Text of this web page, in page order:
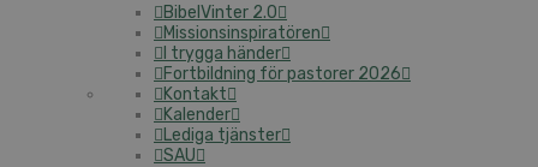
BibelVinter 2.0
Missionsinspiratören
I trygga händer
Fortbildning för pastorer 2026
Kontakt
Kalender
Lediga tjänster
SAU